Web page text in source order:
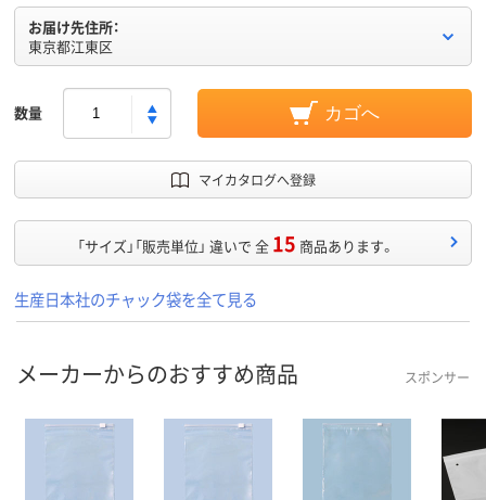
お届け先住所：
東京都江東区
数量 カゴへ
マイカタログへ登録
「サイズ」「販売単位」 違いで 全 15 商品あります。
生産日本社のチャック袋を全て見る
メーカーからのおすすめ商品 スポンサー